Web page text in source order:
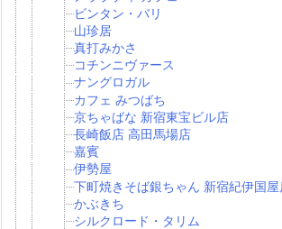
ビンタン・バリ
山珍居
真打みかさ
コチンニヴァース
ナングロガル
カフェ みつばち
京ちゃばな 新宿東宝ビル店
長崎飯店 高田馬場店
嘉賓
伊勢屋
下町焼きそば銀ちゃん 新宿紀伊国屋
かぶきち
シルクロード・タリム